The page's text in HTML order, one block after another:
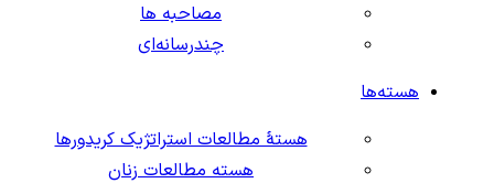
مصاحبه ها
چندرسانه‌ای
هسته‌ها
هستهٔ مطالعات استراتژیک کریدورها
هسته مطالعات زنان